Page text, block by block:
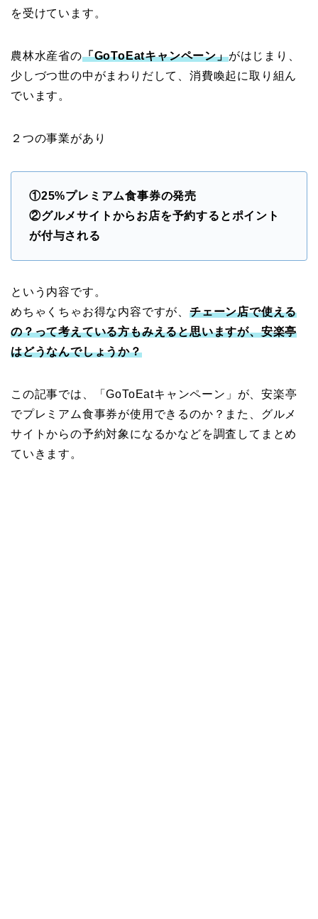
を受けています。
農林水産省の「GoToEatキャンペーン」がはじまり、
少しづつ世の中がまわりだして、消費喚起に取り組ん
でいます。
２つの事業があり
①25%プレミアム食事券の発売
②グルメサイトからお店を予約するとポイント
が付与される
という内容です。
めちゃくちゃお得な内容ですが、 チェーン店で使える
の？って考えている方もみえると思いますが、安楽亭
はどうなんでしょうか？
この記事では、「GoToEatキャンペーン」が、安楽亭
でプレミアム食事券が使用できるのか？また、グルメ
サイトからの予約対象になるかなどを調査してまとめ
ていきます。